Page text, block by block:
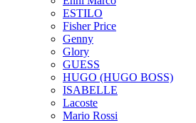
ESTILO
Fisher Price
Genny
Glory
GUESS
HUGO (HUGO BOSS)
ISABELLE
Lacoste
Mario Rossi